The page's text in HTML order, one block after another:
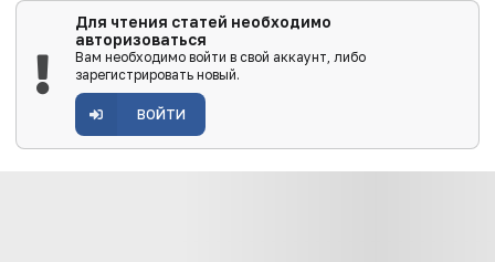
Для чтения статей необходимо
авторизоваться
Вам необходимо войти в свой аккаунт, либо
зарегистрировать новый.
ВОЙТИ